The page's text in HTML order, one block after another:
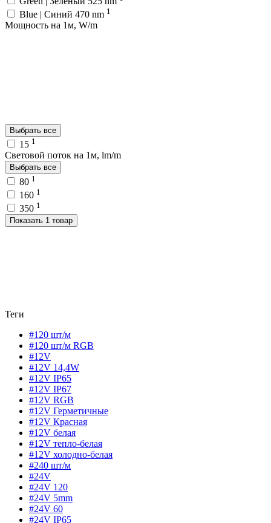
Blue | Синий 470 nm 1
Мощность на 1м, W/m
Выбрать все
15 1
Световой поток на 1м, lm/m
Выбрать все
80 1
160 1
350 1
Показать 1 товар
Теги
#120 шт/м
#120 шт/м RGB
#12V
#12V 14,4W
#12V IP65
#12V IP67
#12V RGB
#12V Герметичные
#12V Красная
#12V белая
#12V тепло-белая
#12V холодно-белая
#240 шт/м
#24V
#24V 120
#24V 5mm
#24V 60
#24V IP65